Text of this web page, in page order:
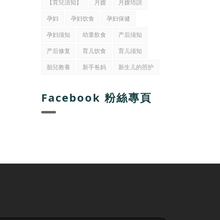
【育兒須知】 月嫂
月嫂培訓
孕妇
孕妇饮食
孕妇保健
孕妇须知
幼童飲食
产后须知
产后修复
育儿饮食
育儿须知
胎兒教養
新手爸妈 新生儿的照护
Facebook 粉絲專頁